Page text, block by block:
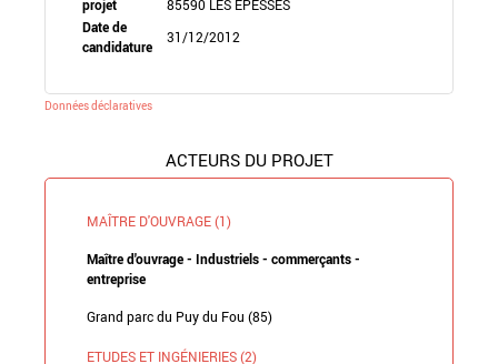
projet
85590 LES EPESSES
Date de
candidature
31/12/2012
Données déclaratives
ACTEURS DU PROJET
MAÎTRE D'OUVRAGE (1)
Maître d'ouvrage - Industriels - commerçants -
entreprise
Grand parc du Puy du Fou (85)
ETUDES ET INGÉNIERIES (2)